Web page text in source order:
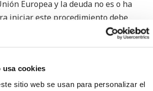
usa cookies
sitio web se usan para personalizar el
Europea y la deuda no es o ha
iniciar este procedimiento debe
estándar que se dirigirá al
no se recibe respuesta, el juzgado
que será ejecutable en cualquiera